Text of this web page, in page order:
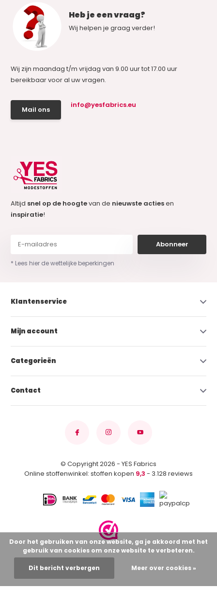
Heb je een vraag?
Wij helpen je graag verder!
Wij zijn maandag t/m vrijdag van 9.00 uur tot 17.00 uur
bereikbaar voor al uw vragen.
Mail ons
info@yesfabrics.eu
Altijd snel op de hoogtevan de nieuwste actiesen
inspiratie!
Abonneer
* Lees hier de wettelijke beperkingen
Klantenservice
Mijn account
Categorieën
Contact
© Copyright 2026 - YES Fabrics
Online stoffenwinkel: stoffen kopen 9,3 - 3.128 reviews
Door het gebruiken van onze website, ga je akkoord met het
gebruik van cookies om onze website te verbeteren.
Dit bericht verbergen Meer over cookies »